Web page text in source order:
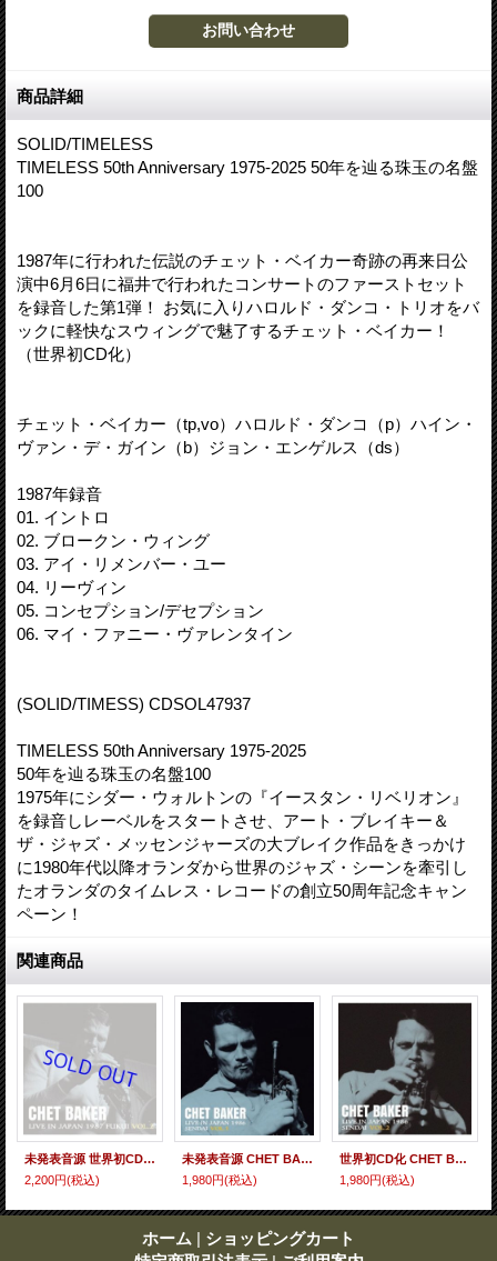
商品詳細
SOLID/TIMELESS
TIMELESS 50th Anniversary 1975-2025 50年を辿る珠玉の名盤
100
1987年に行われた伝説のチェット・ベイカー奇跡の再来日公
演中6月6日に福井で行われたコンサートのファーストセット
を録音した第1弾！ お気に入りハロルド・ダンコ・トリオをバ
ックに軽快なスウィングで魅了するチェット・ベイカー！
（世界初CD化）
チェット・ベイカー（tp,vo）ハロルド・ダンコ（p）ハイン・
ヴァン・デ・ガイン（b）ジョン・エンゲルス（ds）
1987年録音
01. イントロ
02. ブロークン・ウィング
03. アイ・リメンバー・ユー
04. リーヴィン
05. コンセプション/デセプション
06. マイ・ファニー・ヴァレンタイン
(SOLID/TIMESS) CDSOL47937
TIMELESS 50th Anniversary 1975-2025
50年を辿る珠玉の名盤100
1975年にシダー・ウォルトンの『イースタン・リベリオン』
を録音しレーベルをスタートさせ、アート・ブレイキー＆
ザ・ジャズ・メッセンジャーズの大ブレイク作品をきっかけ
に1980年代以降オランダから世界のジャズ・シーンを牽引し
たオランダのタイムレス・レコードの創立50周年記念キャン
ペーン！
関連商品
未発表音源 世界初CD化！ CHET BAKER チェット・ベイカー / ライヴ・イン・ジャパン〜1987福井Vol.2 [CD]] (SOLID/TIMELESS)
2,200円(税込)
未発表音源 CHET BAKER チェット・ベイカー / ライヴ・イン・ジャパン〜1986 仙台 Vol.1 [CD]] (SOLID/JAZZGIANTS)
1,980円(税込)
世界初CD化 CHET BAKER チェット・ベイカー / ライヴ・イン・ジャパン〜1986 仙台 Vol.2[CD]] (SOLID/TIMELESS)
1,980円(税込)
ホーム | ショッピングカート